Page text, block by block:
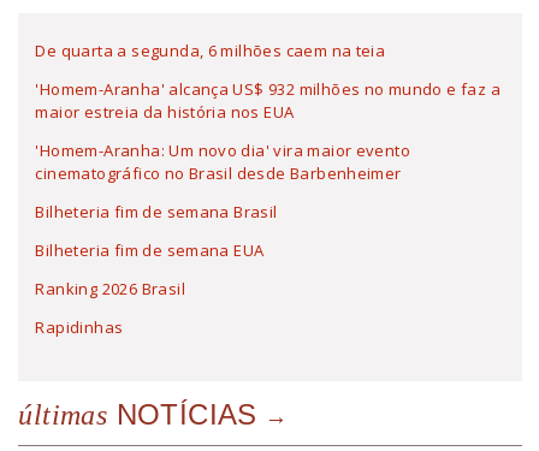
De quarta a segunda, 6 milhões caem na teia
'Homem-Aranha' alcança US$ 932 milhões no mundo e faz a
maior estreia da história nos EUA
'Homem-Aranha: Um novo dia' vira maior evento
cinematográfico no Brasil desde Barbenheimer
Bilheteria fim de semana Brasil
Bilheteria fim de semana EUA
Ranking 2026 Brasil
Rapidinhas
últimas NOTÍCIAS